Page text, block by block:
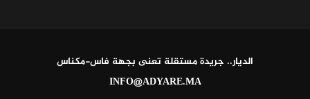
الديار.. جريدة مستقلة تعنى بجهة فاس-مكناس
INFO@ADYARE.MA